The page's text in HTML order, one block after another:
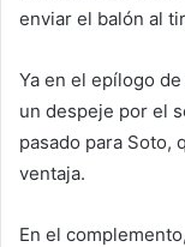
enviar el balón al
Ya en el epílogo
un despeje por el
pasado para Soto,
ventaja.
En el